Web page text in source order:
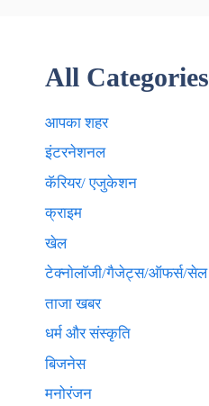
All Categories
आपका शहर
इंटरनेशनल
कॅरियर/ एजुकेशन
क्राइम
खेल
टेक्नाेलाॅजी/गैजेट्स/ऑफर्स/सेल
ताजा खबर
धर्म और संस्कृति
बिजनेस
मनोरंजन